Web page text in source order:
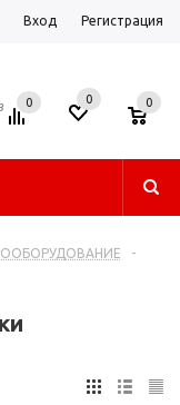
Вход Регистрация
0 0 0
-